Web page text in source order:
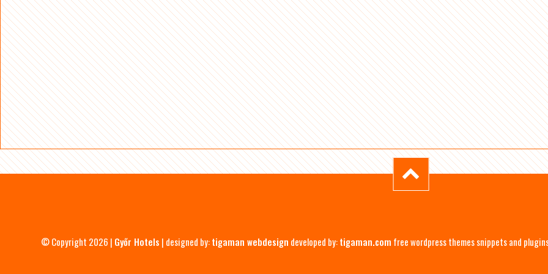
© Copyright 2026 | Győr Hotels | designed by:tigaman webdesign developed by:tigaman.com free wordpress themes snippets and